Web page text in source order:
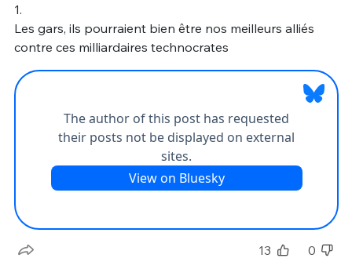
1.
Les gars, ils pourraient bien être nos meilleurs alliés
contre ces milliardaires technocrates
13 0